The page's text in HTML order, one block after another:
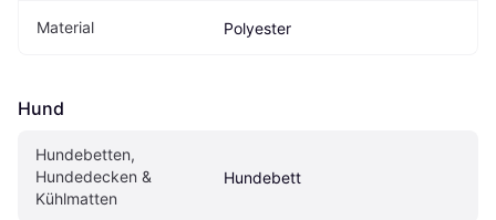
Material Polyester
Hund
Hundebetten,
Hundedecken &
Kühlmatten
Hundebett